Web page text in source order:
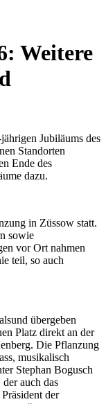
Weitere
Jubiläums des
Standorten
Ende des
dazu.
in Züssow statt.
sowie
vor Ort nahmen
teil, so auch
übergeben
Platz direkt an der
Die Pflanzung
musikalisch
Stephan Bogusch
auch das
der